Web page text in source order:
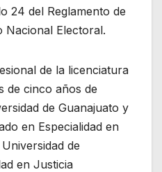
24 del Reglamento de
Nacional Electoral.
de la licenciatura
de cinco años de
de Guanajuato y
en Especialidad en
de
en Justicia